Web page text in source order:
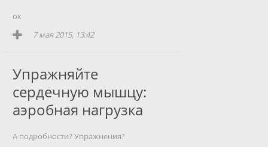
ок
7 мая 2015, 13:42
Упражняйте
сердечную мышцу:
аэробная нагрузка
А подробности? Упражнения?